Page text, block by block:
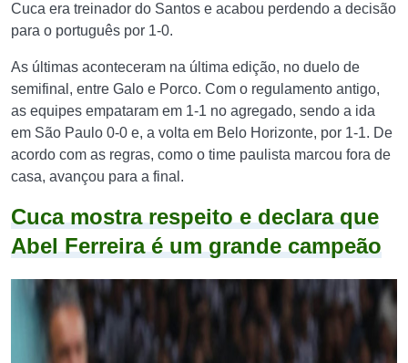
Cuca era treinador do Santos e acabou perdendo a decisão
para o português por 1-0.
As últimas aconteceram na última edição, no duelo de
semifinal, entre Galo e Porco. Com o regulamento antigo,
as equipes empataram em 1-1 no agregado, sendo a ida
em São Paulo 0-0 e, a volta em Belo Horizonte, por 1-1. De
acordo com as regras, como o time paulista marcou fora de
casa, avançou para a final.
Cuca mostra respeito e declara que
Abel Ferreira é um grande campeão